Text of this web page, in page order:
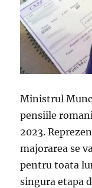
Ministrul
pensiile
2023.
majorarea se
pentru toata
singura etapa